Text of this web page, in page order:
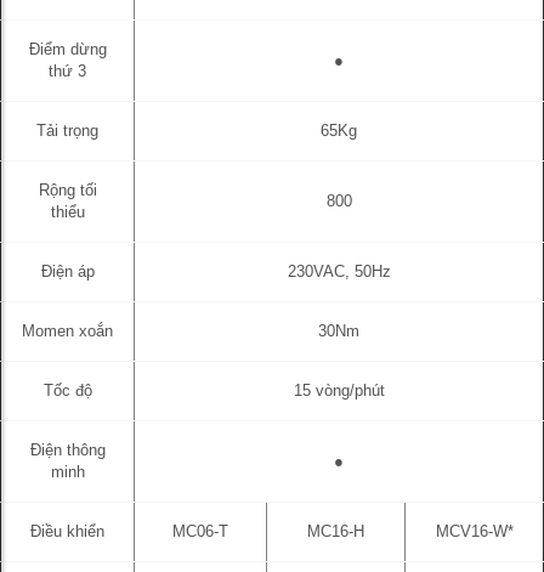
Điểm dừng
thứ 3
●
Tải trọng 65Kg
Rộng tối
thiểu
800
Điện áp 230VAC, 50Hz
Momen xoắn 30Nm
Tốc độ 15 vòng/phút
Điện thông
minh
●
Điều khiển MC06-T MC16-H MCV16-W*